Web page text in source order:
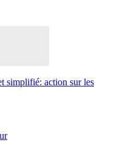
simplifié: action sur les